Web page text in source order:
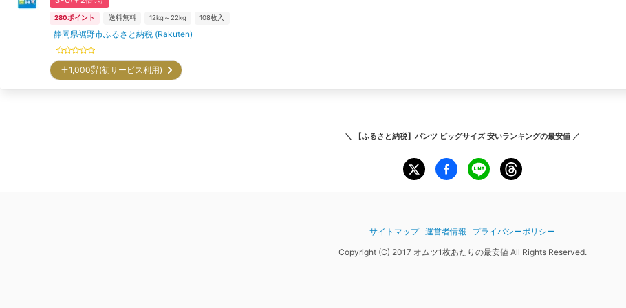
280ポイント 送料無料 12kg～22kg 108枚入
静岡県裾野市ふるさと納税 (Rakuten)
＋1,000㌽(初サービス利用)
＼ 【ふるさと納税】パンツ ビッグサイズ 安いランキングの最安値 ／
サイトマップ 運営者情報
プライバシーポリシー
Copyright (C) 2017 オムツ1枚あたりの最安値 All Rights Reserved.